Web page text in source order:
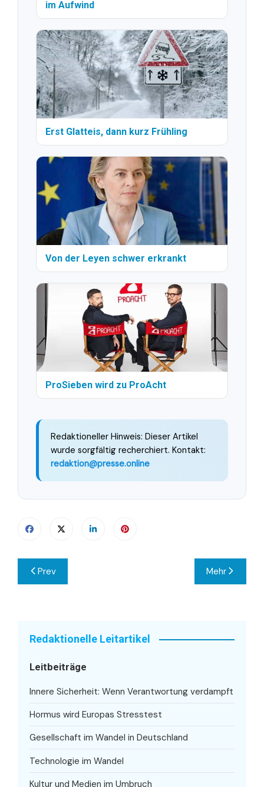
im Aufwind
Erst Glatteis, dann kurz Frühling
Von der Leyen schwer erkrankt
ProSieben wird zu ProAcht
Redaktioneller Hinweis: Dieser Artikel
wurde sorgfältig recherchiert. Kontakt:
redaktion@presse.online
Beitragsnavigation
Prev Mehr
Redaktionelle Leitartikel
Leitbeiträge
Innere Sicherheit: Wenn Verantwortung verdampft
Hormus wird Europas Stresstest
Gesellschaft im Wandel in Deutschland
Technologie im Wandel
Kultur und Medien im Umbruch